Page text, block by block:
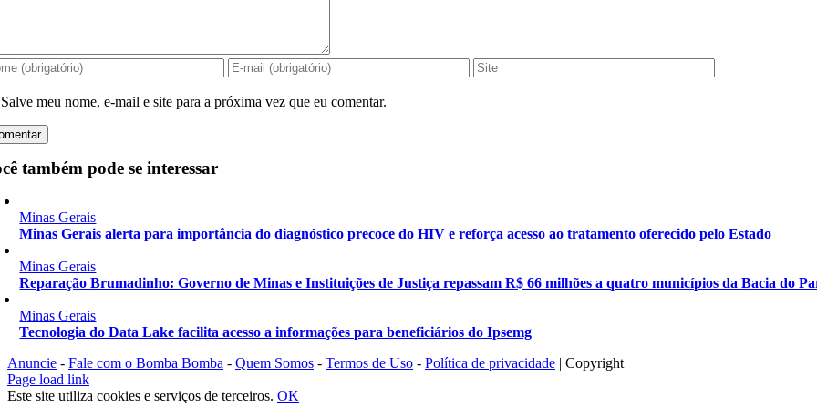
Salve meu nome, e-mail e site para a próxima vez que eu comentar.
também pode se interessar
Minas Gerais
Minas Gerais alerta para importância do diagnóstico precoce do HIV e reforça acesso ao tratamento oferecido pelo Estado
Minas Gerais
Reparação Brumadinho: Governo de Minas e Instituições de Justiça repassam R$ 66 milhões a quatro municípios da Bacia do
Minas Gerais
Tecnologia do Data Lake facilita acesso a informações para beneficiários do Ipsemg
Anuncie - Fale com o Bomba Bomba - Quem Somos - Termos de Uso - Política de privacidade | Copyright
Instagram
Facebook
X
YouTube
Page load link
Este site utiliza cookies e serviços de terceiros. OK